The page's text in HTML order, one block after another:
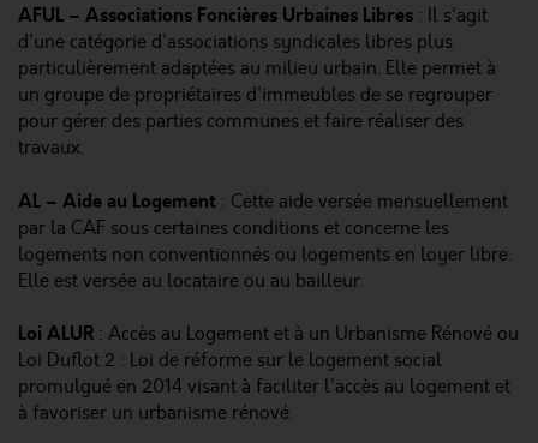
AFUL – Associations Foncières Urbaines Libres : Il s'agit
d'une catégorie d'associations syndicales libres plus
particulièrement adaptées au milieu urbain. Elle permet à
un groupe de propriétaires d'immeubles de se regrouper
pour gérer des parties communes et faire réaliser des
travaux.
AL – Aide au Logement : Cette aide versée mensuellement
par la CAF sous certaines conditions et concerne les
logements non conventionnés ou logements en loyer libre.
Elle est versée au locataire ou au bailleur.
Loi ALUR : Accès au Logement et à un Urbanisme Rénové ou
Loi Duflot 2 : Loi de réforme sur le logement social
promulgué en 2014 visant à faciliter l'accès au logement et
à favoriser un urbanisme rénové.